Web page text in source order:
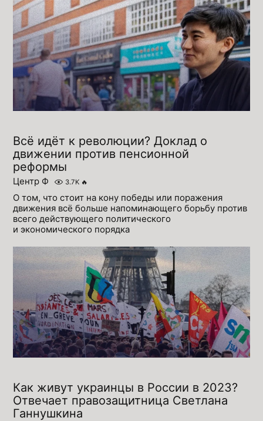
Всё идёт к революции? Доклад о
движении против пенсионной
реформы
Центр Ф 3.7K 🔥
О том, что стоит на кону победы или поражения
движения всё больше напоминающего борьбу против
всего действующего политического
и экономического порядка
Как живут украинцы в России в 2023?
Отвечает правозащитница Светлана
Ганнушкина